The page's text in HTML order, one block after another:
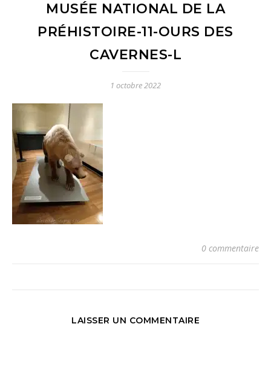
MUSÉE NATIONAL DE LA
PRÉHISTOIRE-11-OURS DES
CAVERNES-L
1 octobre 2022
0 commentaire
LAISSER UN COMMENTAIRE